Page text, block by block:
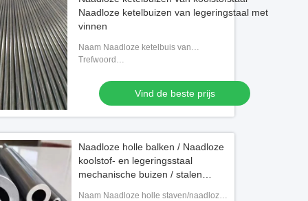
Naadloze ketelbuizen van legeringstaal met
vinnen
Naam Naadloze ketelbuis van
koolstofstaal,naadloze ketelbuis van legeringsstaal,
Trefwoord
en lage-temperatuurstaal,ferritisch en austenitisc
Vind de beste prijs
Naadloze holle balken / Naadloze
koolstof- en legeringsstaal
mechanische buizen / stalen
Naam Naadloze holle staven/naadloze